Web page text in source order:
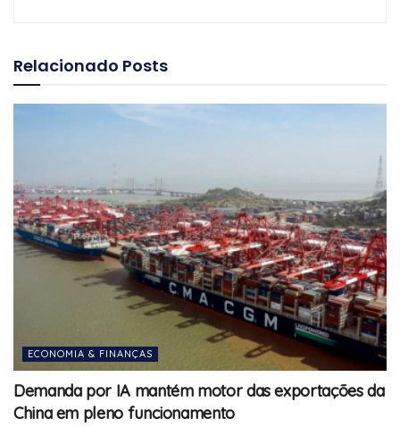
Relacionado Posts
ECONOMIA & FINANÇAS
Demanda por IA mantém motor das exportações da
China em pleno funcionamento